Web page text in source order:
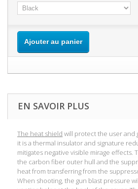
Ajouter au panier
EN SAVOIR PLUS
The heat shield will protect the user and
it is a thermal insulator and signature
mitigates negative visible mirage effects.
the carbon fiber outer hull and the
heat from transferring from the
When shooting, the gun blast pressure